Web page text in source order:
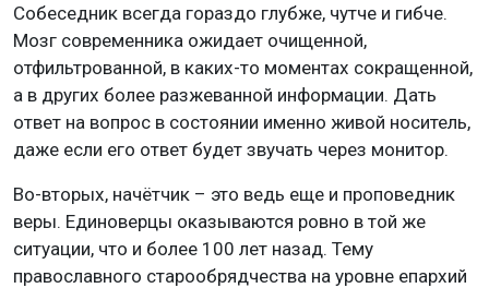
Собеседник всегда гораздо глубже, чутче и гибче.
Мозг современника ожидает очищенной,
отфильтрованной, в каких-то моментах сокращенной,
а в других более разжеванной информации. Дать
ответ на вопрос в состоянии именно живой носитель,
даже если его ответ будет звучать через монитор.
Во-вторых, начётчик – это ведь еще и проповедник
веры. Единоверцы оказываются ровно в той же
ситуации, что и более 100 лет назад. Тему
православного старообрядчества на уровне епархий